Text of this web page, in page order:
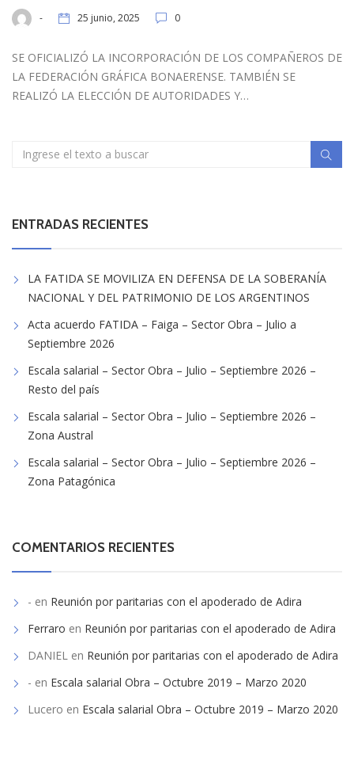
- 25 junio, 2025 0
SE OFICIALIZÓ LA INCORPORACIÓN DE LOS COMPAÑEROS DE
LA FEDERACIÓN GRÁFICA BONAERENSE. TAMBIÉN SE
REALIZÓ LA ELECCIÓN DE AUTORIDADES Y…
ENTRADAS RECIENTES
LA FATIDA SE MOVILIZA EN DEFENSA DE LA SOBERANÍA
NACIONAL Y DEL PATRIMONIO DE LOS ARGENTINOS
Acta acuerdo FATIDA – Faiga – Sector Obra – Julio a
Septiembre 2026
Escala salarial – Sector Obra – Julio – Septiembre 2026 –
Resto del país
Escala salarial – Sector Obra – Julio – Septiembre 2026 –
Zona Austral
Escala salarial – Sector Obra – Julio – Septiembre 2026 –
Zona Patagónica
COMENTARIOS RECIENTES
- en Reunión por paritarias con el apoderado de Adira
Ferraro en Reunión por paritarias con el apoderado de Adira
DANIEL en Reunión por paritarias con el apoderado de Adira
- en Escala salarial Obra – Octubre 2019 – Marzo 2020
Lucero en Escala salarial Obra – Octubre 2019 – Marzo 2020